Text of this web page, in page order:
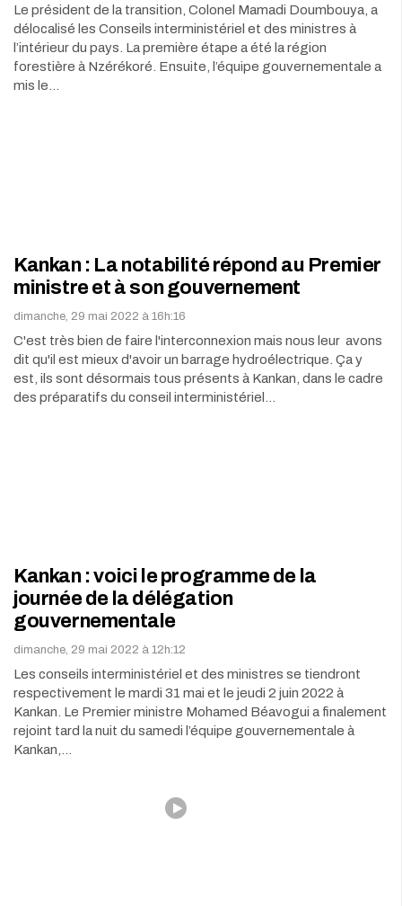
Le président de la transition, Colonel Mamadi Doumbouya, a
délocalisé les Conseils interministériel et des ministres à
l’intérieur du pays. La première étape a été la région
forestière à Nzérékoré. Ensuite, l’équipe gouvernementale a
mis le…
Kankan : La notabilité répond au Premier
ministre et à son gouvernement
dimanche, 29 mai 2022 à 16h:16
C'est très bien de faire l'interconnexion mais nous leur avons
dit qu'il est mieux d'avoir un barrage hydroélectrique. Ça y
est, ils sont désormais tous présents à Kankan, dans le cadre
des préparatifs du conseil interministériel…
Kankan : voici le programme de la
journée de la délégation
gouvernementale
dimanche, 29 mai 2022 à 12h:12
Les conseils interministériel et des ministres se tiendront
respectivement le mardi 31 mai et le jeudi 2 juin 2022 à
Kankan. Le Premier ministre Mohamed Béavogui a finalement
rejoint tard la nuit du samedi l’équipe gouvernementale à
Kankan,…